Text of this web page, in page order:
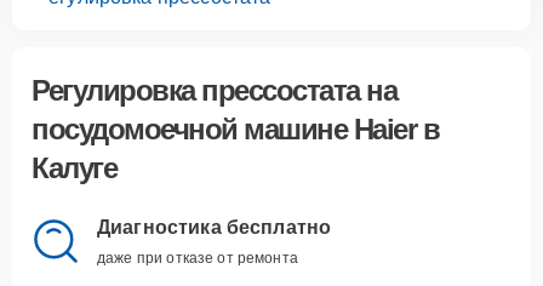
Регулировка прессостатана
посудомоечной машине Haier в
Калуге
Диагностика бесплатно
даже при отказе от ремонта